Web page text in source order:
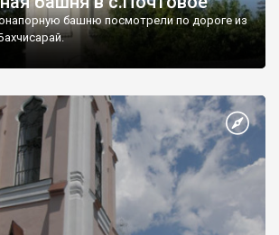
башню посмотрели по дороге из